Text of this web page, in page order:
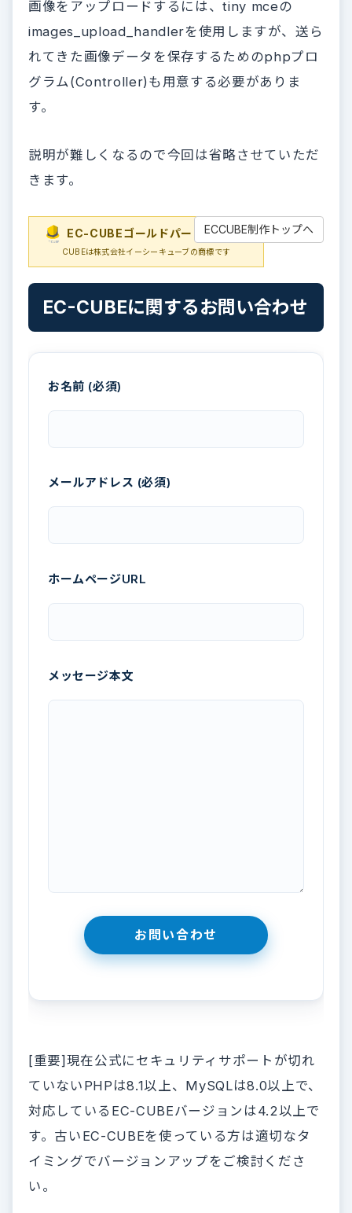
画像をアップロードするには、tiny mceの
images_upload_handlerを使用しますが、送ら
れてきた画像データを保存するためのphpプロ
グラム(Controller)も用意する必要がありま
す。
説明が難しくなるので今回は省略させていただ
きます。
EC-CUBEゴールドパートナーEC-
CUBEは株式会社イーシーキューブの商標です
ECCUBE制作トップへ
EC-CUBEに関するお問い合わせ
お名前 (必須)
メールアドレス (必須)
ホームページURL
メッセージ本文
[重要]現在公式にセキュリティサポートが切れ
ていないPHPは8.1以上、MySQLは8.0以上で、
対応しているEC-CUBEバージョンは4.2以上で
す。古いEC-CUBEを使っている方は適切なタ
イミングでバージョンアップをご検討くださ
い。